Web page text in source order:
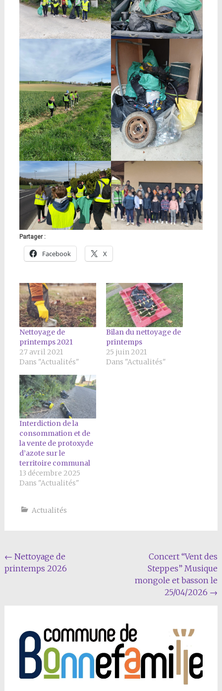
Partager :
Facebook X
Nettoyage de
printemps 2021
27 avril 2021
Dans "Actualités"
Bilan du nettoyage de
printemps
25 juin 2021
Dans "Actualités"
Interdiction de la
consommation et de
la vente de protoxyde
d’azote sur le
territoire communal
13 décembre 2025
Dans "Actualités"
Actualités
Navigation
Article
← Nettoyage de
printemps 2026
Concert “Vent des
Steppes” Musique
mongole et basson le
25/04/2026 →